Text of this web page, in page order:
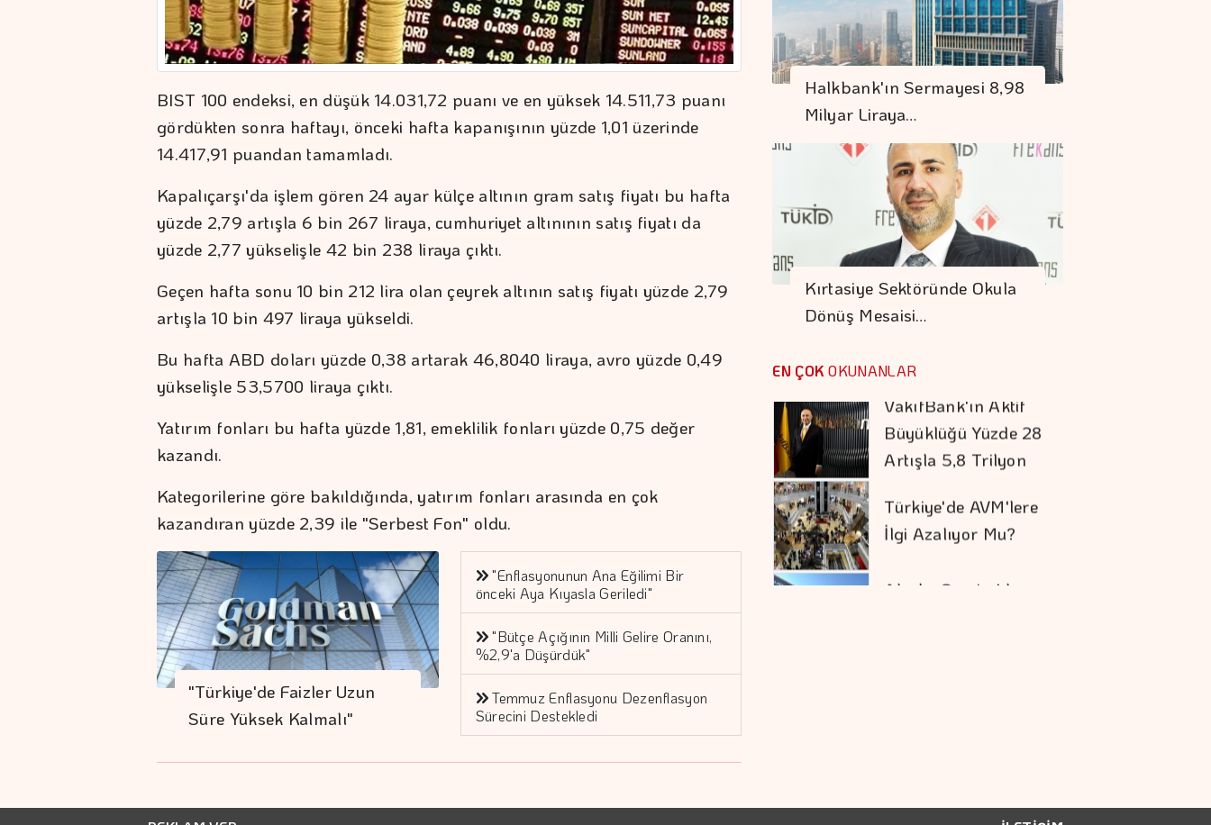
BIST 100 endeksi, en düşük 14.031,72 puanı ve en yüksek 14.511,73 puanı
gördükten sonra haftayı, önceki hafta kapanışının yüzde 1,01 üzerinde
14.417,91 puandan tamamladı.
Kapalıçarşı'da işlem gören 24 ayar külçe altının gram satış fiyatı bu hafta
yüzde 2,79 artışla 6 bin 267 liraya, cumhuriyet altınının satış fiyatı da
yüzde 2,77 yükselişle 42 bin 238 liraya çıktı.
Geçen hafta sonu 10 bin 212 lira olan çeyrek altının satış fiyatı yüzde 2,79
artışla 10 bin 497 liraya yükseldi.
Bu hafta ABD doları yüzde 0,38 artarak 46,8040 liraya, avro yüzde 0,49
yükselişle 53,5700 liraya çıktı.
Yatırım fonları bu hafta yüzde 1,81, emeklilik fonları yüzde 0,75 değer
kazandı.
Kategorilerine göre bakıldığında, yatırım fonları arasında en çok
kazandıran yüzde 2,39 ile "Serbest Fon" oldu.
"Türkiye'de Faizler Uzun
Süre Yüksek Kalmalı"
"Enflasyonunun Ana Eğilimi Bir
önceki Aya Kıyasla Geriledi"
"Bütçe Açığının Milli Gelire Oranını,
%2,9'a Düşürdük"
Temmuz Enflasyonu Dezenflasyon
Sürecini Destekledi
Halkbank'ın Sermayesi 8,98
Milyar Liraya…
Kırtasiye Sektöründe Okula
Dönüş Mesaisi…
EN ÇOK OKUNANLAR
OYAK Çimento,
Olumlu
Küresel Piyasalarda
Gözler ABD'nin
Enflasyon Verisinde
Hakan Aran İş
Bankası Genel
Müdürlüğü'nden
Ayrılıyor
VakıfBank'ın Aktif
Artışla 5,8 Trilyon
TL'yi Aştı
Türkiye'de AVM'lere
İlgi Azalıyor Mu?
Alarko Carrier'da
Ortaklık Yapısı
Yapay Zeka Dönemi